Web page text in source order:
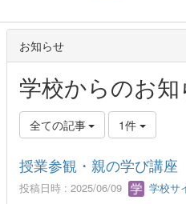
お知らせ
学校からのお知
全ての記事 1件
授業参観・親の学び講座
投稿日時 : 2025/06/09 学校サ